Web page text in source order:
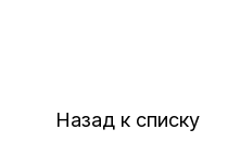
Назад к списку